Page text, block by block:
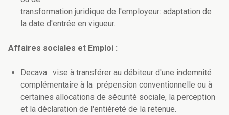
transformation juridique de l'employeur: adaptation de
la date d'entrée en vigueur.
Affaires sociales et Emploi :
Decava : vise à transférer au débiteur d'une indemnité
complémentaire à la prépension conventionnelle ou à
certaines allocations de sécurité sociale, la perception
et la déclaration de l'entièreté de la retenue.